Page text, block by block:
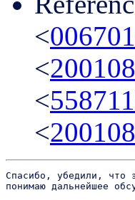
<
<
<
<
Спасибо, убедили, что
понимаю дальнейшее